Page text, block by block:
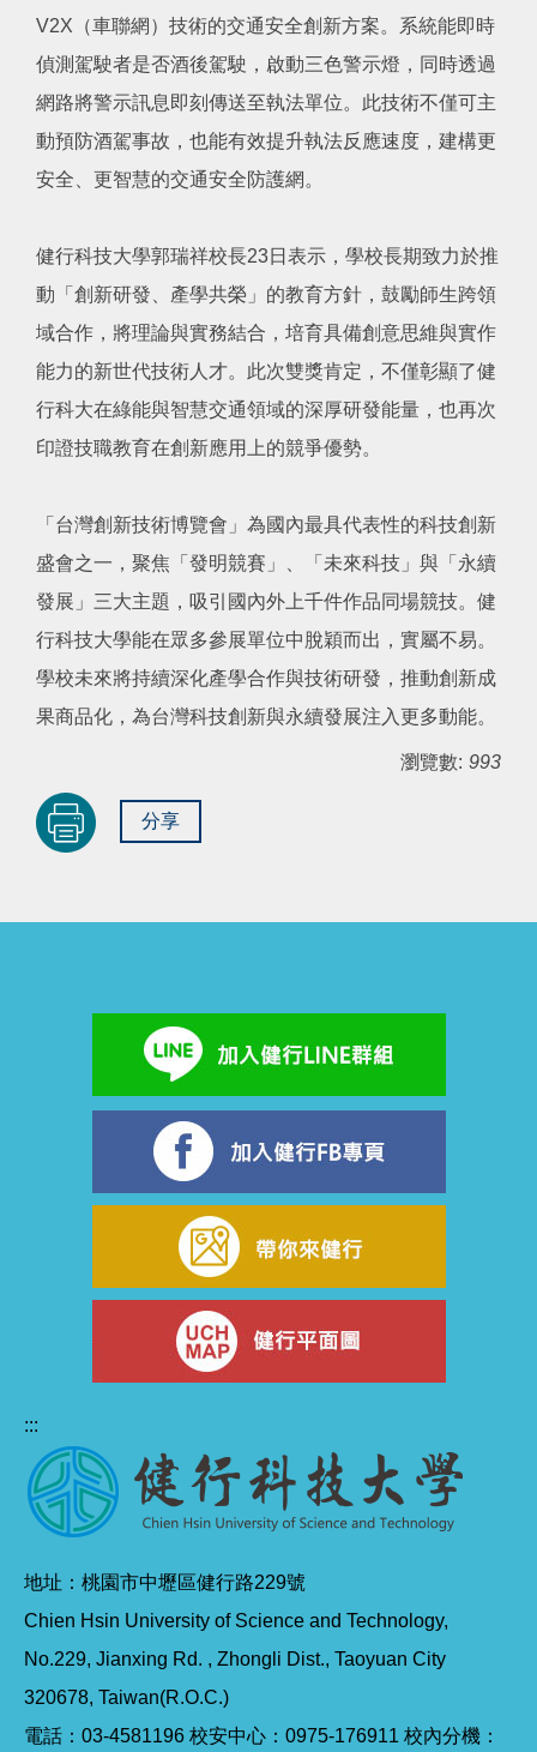
V2X（車聯網）技術的交通安全創新方案。系統能即時
偵測駕駛者是否酒後駕駛，啟動三色警示燈，同時透過
網路將警示訊息即刻傳送至執法單位。此技術不僅可主
動預防酒駕事故，也能有效提升執法反應速度，建構更
安全、更智慧的交通安全防護網。
健行科技大學郭瑞祥校長23日表示，學校長期致力於推
動「創新研發、產學共榮」的教育方針，鼓勵師生跨領
域合作，將理論與實務結合，培育具備創意思維與實作
能力的新世代技術人才。此次雙獎肯定，不僅彰顯了健
行科大在綠能與智慧交通領域的深厚研發能量，也再次
印證技職教育在創新應用上的競爭優勢。
「台灣創新技術博覽會」為國內最具代表性的科技創新
盛會之一，聚焦「發明競賽」、「未來科技」與「永續
發展」三大主題，吸引國內外上千件作品同場競技。健
行科技大學能在眾多參展單位中脫穎而出，實屬不易。
學校未來將持續深化產學合作與技術研發，推動創新成
果商品化，為台灣科技創新與永續發展注入更多動能。
瀏覽數: 993
分享
:::
地址：桃園市中壢區健行路229號
Chien Hsin University of Science and Technology,
No.229, Jianxing Rd. , Zhongli Dist., Taoyuan City
320678, Taiwan(R.O.C.)
電話：03-4581196 校安中心：0975-176911 校內分機：